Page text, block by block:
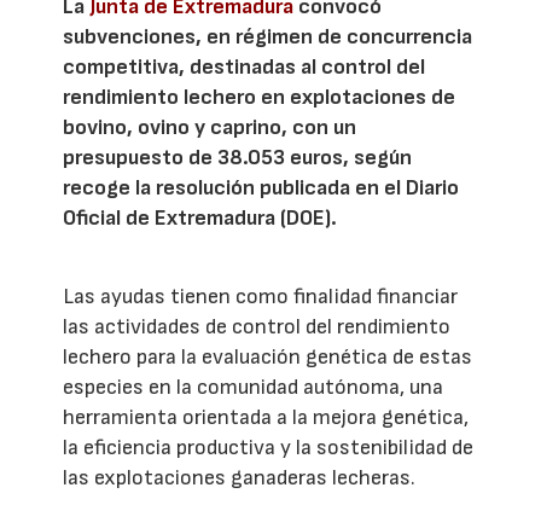
La Junta de Extremadura convocó
subvenciones, en régimen de concurrencia
competitiva, destinadas al control del
rendimiento lechero en explotaciones de
bovino, ovino y caprino, con un
presupuesto de 38.053 euros, según
recoge la resolución publicada en el Diario
Oficial de Extremadura (DOE).
Las ayudas tienen como finalidad financiar
las actividades de control del rendimiento
lechero para la evaluación genética de estas
especies en la comunidad autónoma, una
herramienta orientada a la mejora genética,
la eficiencia productiva y la sostenibilidad de
las explotaciones ganaderas lecheras.